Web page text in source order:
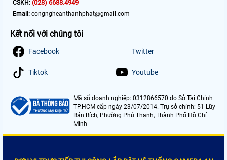
CSKH: (028) 6688.4949
Email: congngheanthanhphat@gmail.com
Kết nối với chúng tôi
Facebook Twitter
Tiktok Youtube
Mã số doanh nghiệp: 0312866570 do Sở Tài Chính
TP.HCM cấp ngày 23/07/2014. Trụ sở chính: 51 Lũy
Bán Bích, Phường Phú Thạnh, Thành Phố Hồ Chí
Minh